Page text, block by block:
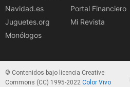
Navidad.es
Juguetes.org
Monólogos
Portal Financiero
Mi Revista
© Contenidos bajo licencia Creative
Commons (CC) 1995-2022 Color Vivo